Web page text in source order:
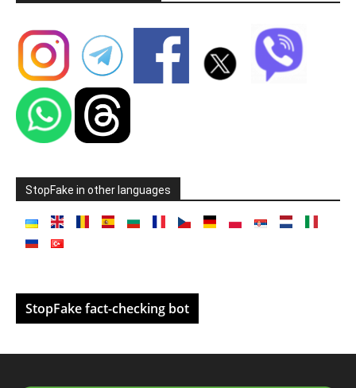
StopFake in other languages
StopFake fact-checking bot